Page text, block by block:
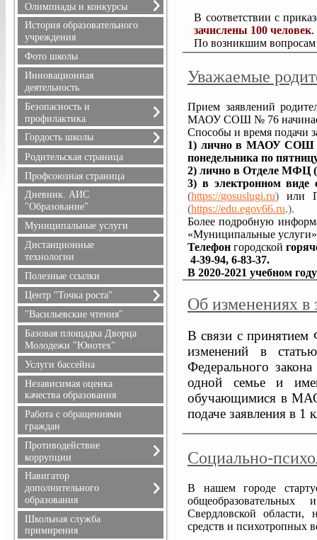
Олимпиады и конкурсы
Всероссийская олимпиада
школьников
Положения олимпиад и
конкурсов, результаты
История образовательного
учреждения
Фото школы
Инновационная
деятельность
Безопасность и
профилактика
Безопасность дорожного
движения
Информационная
безопасность
Здоровье
Профилактика терроризма
и экстремизма
Профилактика
правонарушений
Противопожарная
безопасность
Гражданская оборона
Гордость школы
Учителя
Ученики
Выпускники
Учителя, имеющие
государственные награды
Родительская страница
Профсоюзная страница
Дневник. АИС
"Образование"
Муниципальные услуги
Дистанционные
технологии
Полезные ссылки
Центр "Точка роста"
О центре "Точка роста"
Документы
Образовательные
программы
Педагоги
Материально-техническая
база
Мероприятия
Взаимодействие с
образовательными
организациями
Обратная связь (контакты,
социальные сети)
Достижения и результаты
обучающихся
"Васильевские чтения"
Базовая площадка Дворца
Молодежи "Юнотех"
Услуги бассейна
Независимая оценка
качества образования
Работа с обращениями
граждан
Противодействие
коррупции
Обращение руководителя
Телефоны доверия
Документы
Противодействие
коррупции
Навигатор
дополнительного
образования
Информация для родителей
Школьная служба
примирения
В соответствии с
зачислены 100 человек.
По возникшим вопросам
Уважаемые
Прием заявлений
МАОУ СОШ № 76
Способы и время подачи
1) лично в МАОУ СОШ №
понедельника по
2) лично в Отделе МФЦ
3) в электронном виде
(https://gosuslugi.ru) или
(https://edu.egov66.ru.).
Более подробную
«Муниципальные услуги»
Телефон городской
4-39-94, 6-83-37.
В 2020-2021 учебном году
Об изменениях в
В связи с принятием
изменений в
Федерального
одной семье и
обучающимися в
подаче заявления
Социально-
В нашем городе
общеобразовательных
Свердловской области,
средств и психотропных